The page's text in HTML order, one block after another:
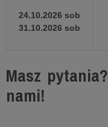
24.10.2026 sob
31.10.2026 sob
Masz
nami!